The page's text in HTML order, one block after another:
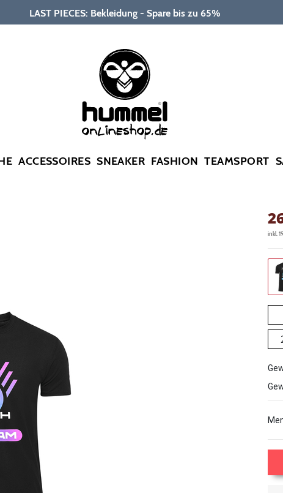
LAST PIECES: Bekleidung - Spare bis zu 65%
ACCESSOIRES SNEAKER FASHION TEAMSPORT
inkl.